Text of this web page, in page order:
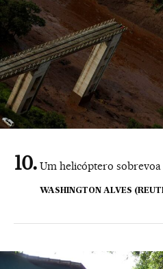
Um helicóptero sobrevoa
WASHINGTON ALVES